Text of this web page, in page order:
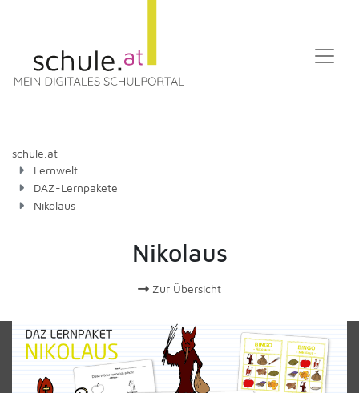
schule.at
Lernwelt
DAZ-Lernpakete
Nikolaus
Nikolaus
Zur Übersicht